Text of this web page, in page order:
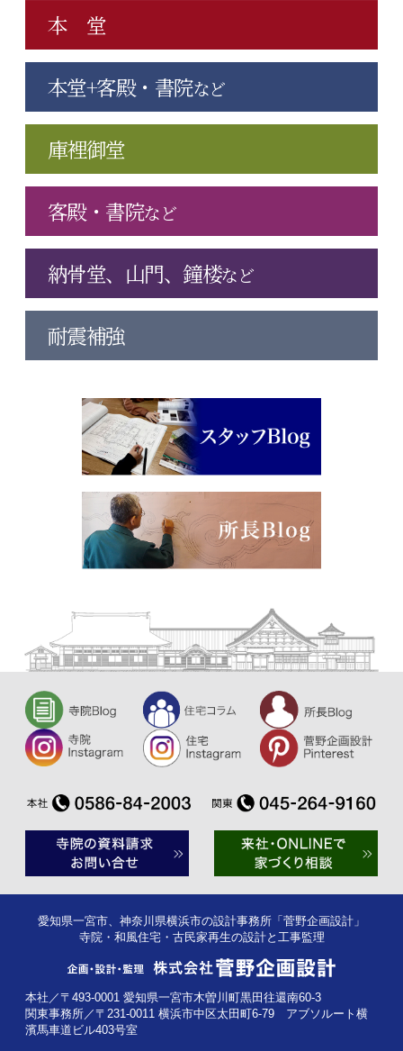
本 堂
本堂+客殿・書院など
庫裡御堂
客殿・書院など
納骨堂、山門、鐘楼など
耐震補強
愛知県一宮市、神奈川県横浜市の設計事務所「菅野企画設計」
寺院・和風住宅・古民家再生の設計と工事監理
本社／〒493-0001 愛知県一宮市木曽川町黒田往還南60-3
関東事務所／〒231-0011 横浜市中区太田町6-79 アブソルート横
濱馬車道ビル403号室